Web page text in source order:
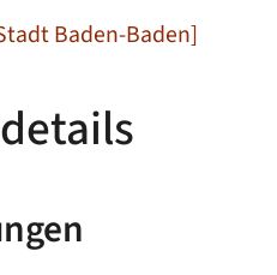
Baden-Baden]